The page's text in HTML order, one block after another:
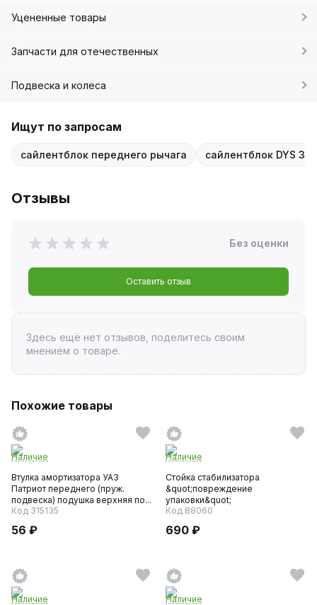
Уцененные товары
Запчасти для отечественных
Подвеска и колеса
Ищут по запросам
сайлентблок переднего рычага сайлентблок DYS
Отзывы
Без оценки
Оставить отзыв
Здесь ещё нет отзывов, поделитесь своим
мнением о товаре.
Похожие товары
Наличие
Втулка амортизатора УАЗ
Патриот переднего (пруж.
подвеска) подушка верхняя по...
Код 315135
56 ₽
Наличие
Стойка стабилизатора
&quot;повреждение
упаковки&quot;
Код 88060
690 ₽
Наличие
Наличие